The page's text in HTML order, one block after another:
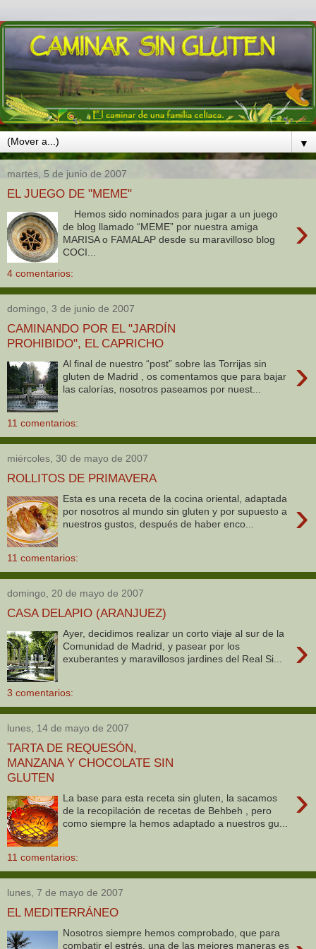
▼
martes, 5 de junio de 2007
EL JUEGO DE "MEME"
›
Hemos sido nominados para jugar a un juego
de blog llamado “MEME” por nuestra amiga
MARISA o FAMALAP desde su maravilloso blog
COCI...
4 comentarios:
domingo, 3 de junio de 2007
CAMINANDO POR EL "JARDÍN
PROHIBIDO", EL CAPRICHO
›
Al final de nuestro “post” sobre las Torrijas sin
gluten de Madrid , os comentamos que para bajar
las calorías, nosotros paseamos por nuest...
11 comentarios:
miércoles, 30 de mayo de 2007
ROLLITOS DE PRIMAVERA
›
Esta es una receta de la cocina oriental, adaptada
por nosotros al mundo sin gluten y por supuesto a
nuestros gustos, después de haber enco...
11 comentarios:
domingo, 20 de mayo de 2007
CASA DELAPIO (ARANJUEZ)
›
Ayer, decidimos realizar un corto viaje al sur de la
Comunidad de Madrid, y pasear por los
exuberantes y maravillosos jardines del Real Si...
3 comentarios:
lunes, 14 de mayo de 2007
TARTA DE REQUESÓN,
MANZANA Y CHOCOLATE SIN
GLUTEN
›
La base para esta receta sin gluten, la sacamos
de la recopilación de recetas de Behbeh , pero
como siempre la hemos adaptado a nuestros gu...
11 comentarios:
lunes, 7 de mayo de 2007
EL MEDITERRÁNEO
Nosotros siempre hemos comprobado, que para
combatir el estrés, una de las mejores maneras es